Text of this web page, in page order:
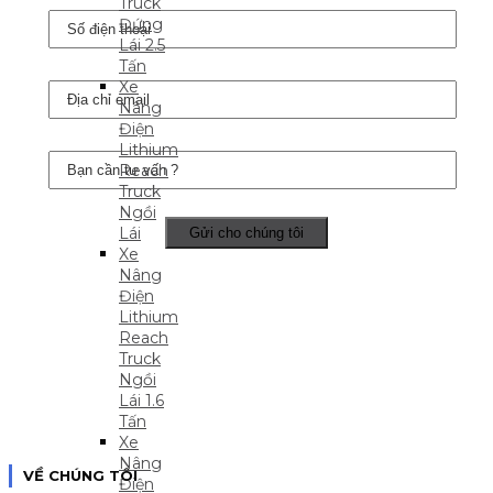
Đứng
Lái 2.5
Tấn
Xe
Nâng
Điện
Lithium
Reach
Truck
Ngồi
Lái
Xe
Nâng
Điện
Lithium
Reach
Truck
Ngồi
Lái 1.6
Tấn
Xe
Nâng
Điện
VỀ CHÚNG TÔI